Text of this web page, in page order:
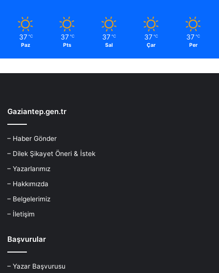
37 ℃
Paz
37 ℃
Pts
37 ℃
Sal
37 ℃
Çar
37 ℃
Per
Gaziantep.gen.tr
– Haber Gönder
– Dilek Şikayet Öneri & İstek
– Yazarlarımız
– Hakkımızda
– Belgelerimiz
– İletişim
Başvurular
– Yazar Başvurusu